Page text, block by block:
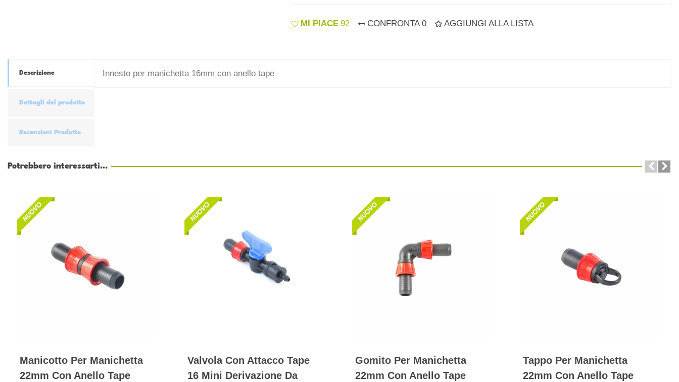
MI PIACE 92 CONFRONTA 0 AGGIUNGI ALLA LISTA
Descrizione
Dettagli del prodotto
Recensioni Prodotto
Innesto per manichetta 16mm con anello tape
Potrebbero interessarti...
Manicotto Per Manichetta
22mm Con Anello Tape
Valvola Con Attacco Tape
16 Mini Derivazione Da
Gomito Per Manichetta
22mm Con Anello Tape
Tappo Per Manichetta
22mm Con Anello Tape